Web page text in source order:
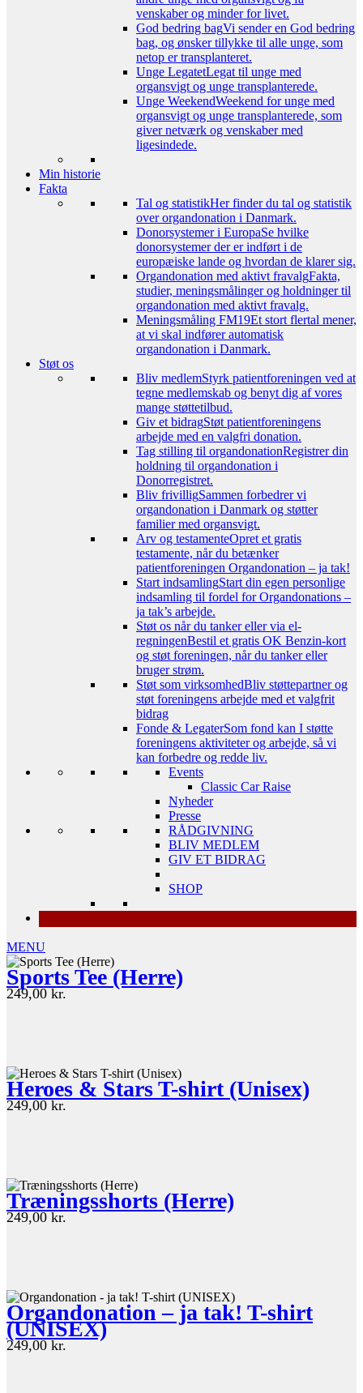
venskaber og minder for livet.
God bedring bagVi sender en God bedring
bag, og ønsker tillykke til alle unge, som
netop er transplanteret.
Unge LegatetLegat til unge med
organsvigt og unge transplanterede.
Unge WeekendWeekend for unge med
organsvigt og unge transplanterede, som
giver netværk og venskaber med
ligesindede.
Min historie
Fakta
Tal og statistikHer finder du tal og statistik
over organdonation i Danmark.
Donorsystemer i EuropaSe hvilke
donorsystemer der er indført i de
europæiske lande og hvordan de klarer sig.
Organdonation med aktivt fravalgFakta,
studier, meningsmålinger og holdninger til
organdonation med aktivt fravalg.
Meningsmåling FM19Et stort flertal mener,
at vi skal indfører automatisk
organdonation i Danmark.
Støt os
Bliv medlemStyrk patientforeningen ved at
tegne medlemskab og benyt dig af vores
mange støttetilbud.
Giv et bidragStøt patientforeningens
arbejde med en valgfri donation.
Tag stilling til organdonationRegistrer din
holdning til organdonation i
Donorregistret.
Bliv frivilligSammen forbedrer vi
organdonation i Danmark og støtter
familier med organsvigt.
Arv og testamenteOpret et gratis
testamente, når du betænker
patientforeningen Organdonation – ja tak!
Start indsamlingStart din egen personlige
indsamling til fordel for Organdonations –
ja tak’s arbejde.
Støt os når du tanker eller via el-
regningenBestil et gratis OK Benzin-kort
og støt foreningen, når du tanker eller
bruger strøm.
Støt som virksomhedBliv støttepartner og
støt foreningens arbejde med et valgfrit
bidrag
Fonde & LegaterSom fond kan I støtte
foreningens aktiviteter og arbejde, så vi
kan forbedre og redde liv.
Events
Classic Car Raise
Nyheder
Presse
RÅDGIVNING
BLIV MEDLEM
GIV ET BIDRAG
SHOP
MENU
Sports Tee (Herre)
249,00 kr.
Heroes & Stars T-shirt (Unisex)
249,00 kr.
Træningsshorts (Herre)
249,00 kr.
Organdonation – ja tak! T-shirt
(UNISEX)
249,00 kr.